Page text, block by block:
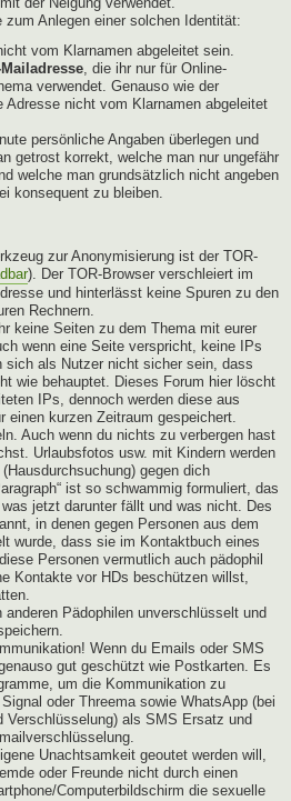
zum Anlegen einer solchen Identität:
vom Klarnamen abgeleitet sein.
, die ihr nur für Online-
verwendet. Genauso wie der
Adresse nicht vom Klarnamen abgeleitet
persönliche Angaben überlegen und
getrost korrekt, welche man nur ungefähr
welche man grundsätzlich nicht angeben
konsequent zu bleiben.
zur Anonymisierung ist der TOR-
). Der TOR-Browser verschleiert im
und hinterlässt keine Spuren zu den
Rechnern.
keine Seiten zu dem Thema mit eurer
wenn eine Seite verspricht, keine IPs
sich als Nutzer nicht sicher sein, dass
wie behauptet. Dieses Forum hier löscht
IPs, dennoch werden diese aus
einen kurzen Zeitraum gespeichert.
Auch wenn du nichts zu verbergen hast
Urlaubsfotos usw. mit Kindern werden
gegen dich
ist so schwammig formuliert, das
jetzt darunter fällt und was nicht. Des
in denen gegen Personen aus dem
wurde, dass sie im Kontaktbuch eines
Personen vermutlich auch pädophil
Kontakte vor HDs beschützen willst,
Pädophilen unverschlüsselt und
Wenn du Emails oder SMS
gut geschützt wie Postkarten. Es
um die Kommunikation zu
oder Threema sowie WhatsApp (bei
Verschlüsselung) als SMS Ersatz und
Unachtsamkeit geoutet werden will,
oder Freunde nicht durch einen
Computerbildschirm die sexuelle